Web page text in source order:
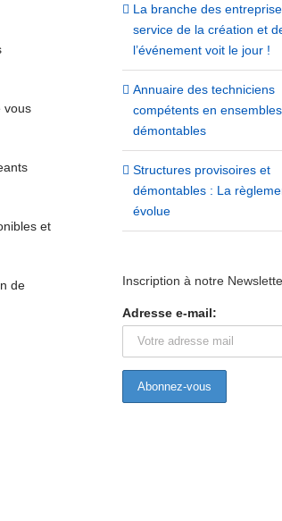
vous
et
de
La branche des
service de la création et
l’événement voit le jour !
Annuaire des techniciens
compétents en ensembles
démontables
Structures provisoires et
démontables : La
évolue
Inscription à notre
Adresse e-mail: